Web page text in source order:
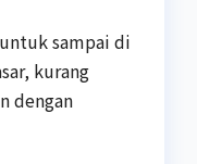
sampai di
kurang
dengan